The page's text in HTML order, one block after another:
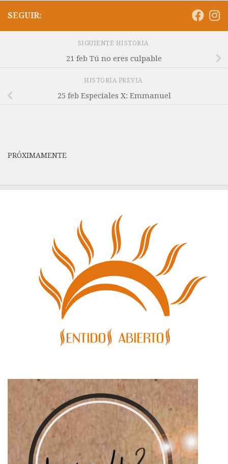
SEGUIR:
SIGUIENTE HISTORIA
21 feb Tú no eres culpable
HISTORIA PREVIA
25 feb Especiales X: Emmanuel
PRÓXIMAMENTE